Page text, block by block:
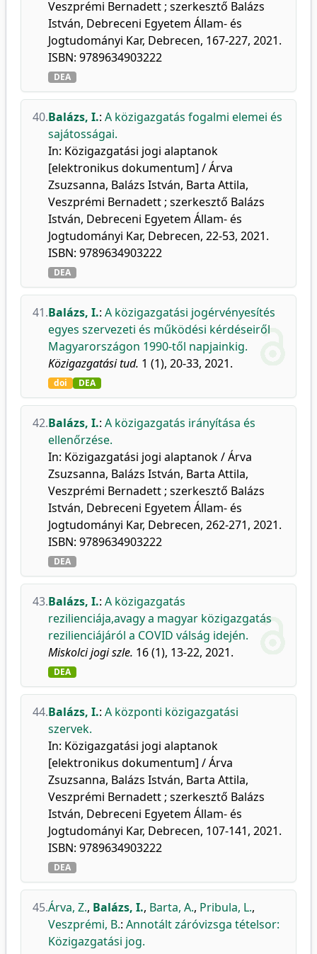
Veszprémi Bernadett ; szerkesztő Balázs
István, Debreceni Egyetem Állam- és
Jogtudományi Kar, Debrecen, 167-227, 2021.
ISBN: 9789634903222
DEA
40.Balázs, I.: A közigazgatás fogalmi elemei és
sajátosságai.
In: Közigazgatási jogi alaptanok
[elektronikus dokumentum] / Árva
Zsuzsanna, Balázs István, Barta Attila,
Veszprémi Bernadett ; szerkesztő Balázs
István, Debreceni Egyetem Állam- és
Jogtudományi Kar, Debrecen, 22-53, 2021.
ISBN: 9789634903222
DEA
41.Balázs, I.: A közigazgatási jogérvényesítés
egyes szervezeti és működési kérdéseiről
Magyarországon 1990-től napjainkig.
Közigazgatási tud. 1 (1), 20-33, 2021.
doi DEA
42.Balázs, I.: A közigazgatás irányítása és
ellenőrzése.
In: Közigazgatási jogi alaptanok / Árva
Zsuzsanna, Balázs István, Barta Attila,
Veszprémi Bernadett ; szerkesztő Balázs
István, Debreceni Egyetem Állam- és
Jogtudományi Kar, Debrecen, 262-271, 2021.
ISBN: 9789634903222
DEA
43.Balázs, I.: A közigazgatás
rezilienciája,avagy a magyar közigazgatás
rezilienciájáról a COVID válság idején.
Miskolci jogi szle. 16 (1), 13-22, 2021.
DEA
44.Balázs, I.: A központi közigazgatási
szervek.
In: Közigazgatási jogi alaptanok
[elektronikus dokumentum] / Árva
Zsuzsanna, Balázs István, Barta Attila,
Veszprémi Bernadett ; szerkesztő Balázs
István, Debreceni Egyetem Állam- és
Jogtudományi Kar, Debrecen, 107-141, 2021.
ISBN: 9789634903222
DEA
45.Árva, Z., Balázs, I., Barta, A., Pribula, L.,
Veszprémi, B.: Annotált záróvizsga tételsor:
Közigazgatási jog.